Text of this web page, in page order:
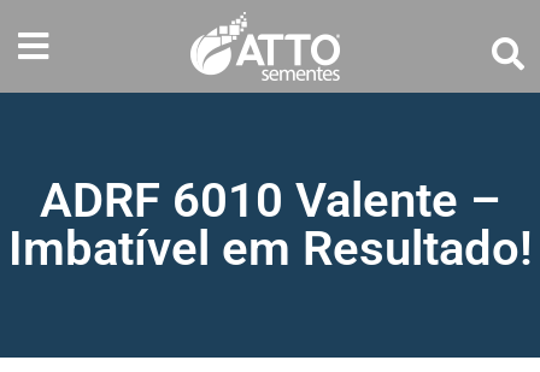
ADRF 6010 Valente –
Imbatível em Resultado!